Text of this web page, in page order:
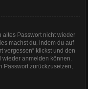
altes Passwort nicht wieder
machst du, indem du auf
vergessen“ klickst und den
wieder anmelden können.
Passwort zurückzusetzen,